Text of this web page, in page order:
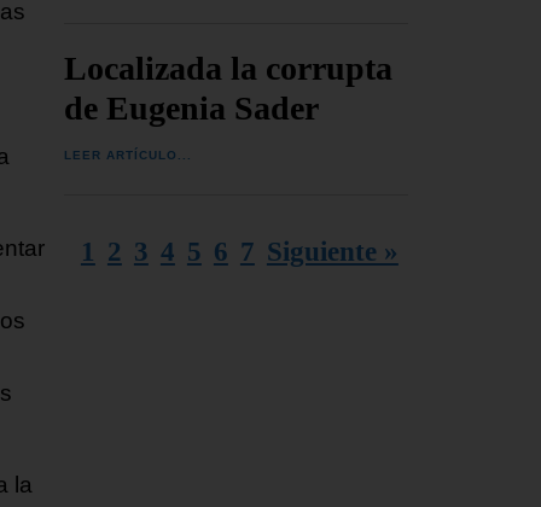
la
Localizada la corrupta
de Eugenia Sader
LEER ARTÍCULO...
1 2 3 4 5 6 7 Siguiente »